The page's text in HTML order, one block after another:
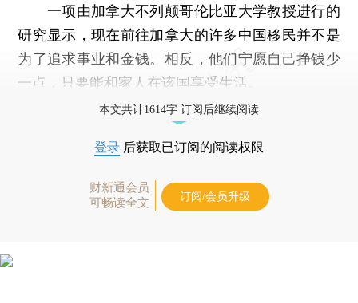
一项由加拿大不列颠哥伦比亚大学教授进行的
研究显示，现在前往加拿大的许多中国移民并不是
为了追求事业和金钱。相反，他们宁愿自己挣钱少
一点，只要能和家人在该国享受生活。
本文共计1614字 订阅后继续阅读
登录 后获取已订阅的阅读权限
财新通会员
可畅读全文
订阅/会员升级